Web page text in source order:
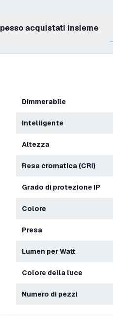
Spesso acquistati insieme
Dimmerabile
Intelligente
Altezza
Resa cromatica (CRI)
Grado di protezione IP
Colore
Presa
Lumen per Watt
Colore della luce
Numero di pezzi